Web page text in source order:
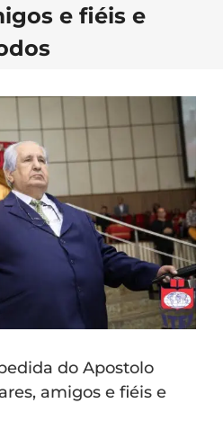
e fiéis e
do Apostolo
amigos e fiéis e